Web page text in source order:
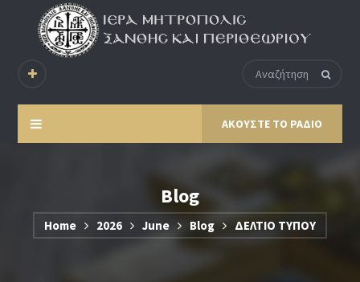
ΑΚΟΥΣΤΕ ΤΟ ΡΑΔΙΟ
Blog
Home 2026 June Blog ΔΕΛΤΙΟ ΤΥΠΟΥ